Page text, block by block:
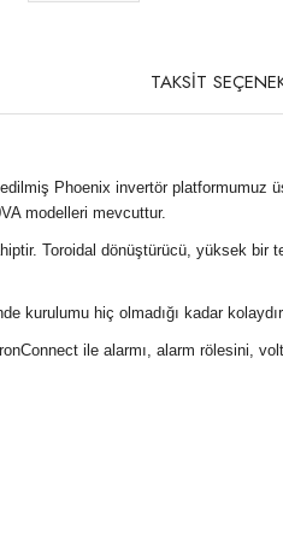
TAKSİT
Phoenix invertör platformumuz
modelleri mevcuttur.
Toroidal dönüştürücü, yüksek
kurulumu hiç olmadığı kadar
ile alarmı, alarm rölesini,